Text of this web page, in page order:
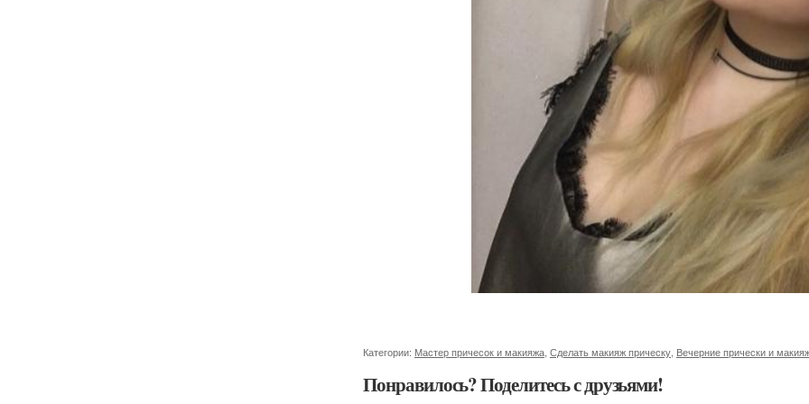
Категории: Мастер причесок и макияжа Сделать макияж прическу Вечерние прически и
Понравилось? Поделитесь с друзьями!